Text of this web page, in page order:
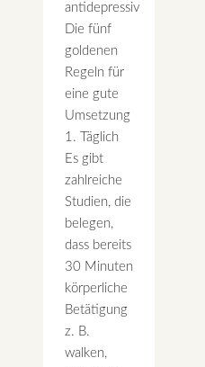
antidepressiv
Die fünf
goldenen
Regeln für
eine gute
Umsetzung
1. Täglich
Es gibt
zahlreiche
Studien, die
belegen,
dass bereits
30 Minuten
körperliche
Betätigung
z. B.
walken,